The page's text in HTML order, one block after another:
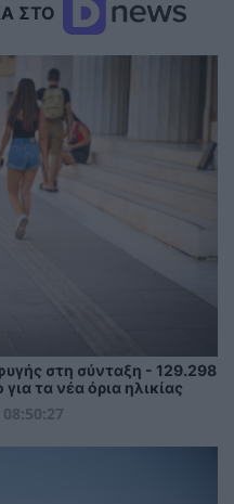
ΣΤΟ
στη σύνταξη - 129.298
τα νέα όρια ηλικίας